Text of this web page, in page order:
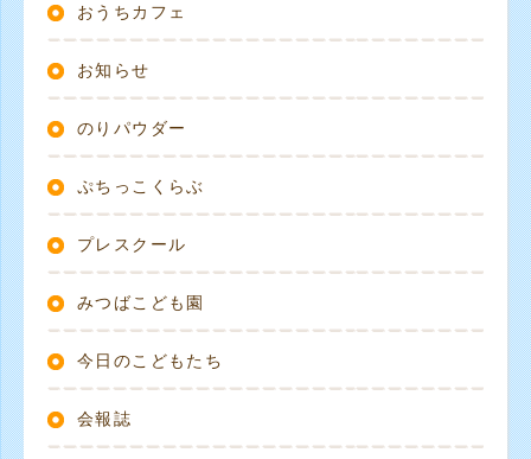
おうちカフェ
お知らせ
のりパウダー
ぷちっこくらぶ
プレスクール
みつばこども園
今日のこどもたち
会報誌